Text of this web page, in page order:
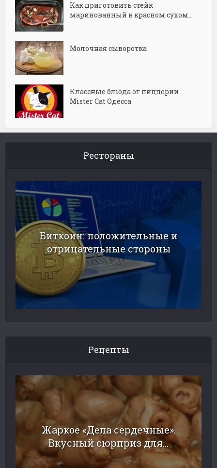
Как приготовить стейк
маринованный в красном сухом...
Молочная сыворотка
Классные блюда от пиццерии
Mister Cat Одесса
Рестораны
Биткоин: положительные и
отрицательные стороны
Рецепты
Жаркое «Дела сердечные».
Вкусный сюрприз для...